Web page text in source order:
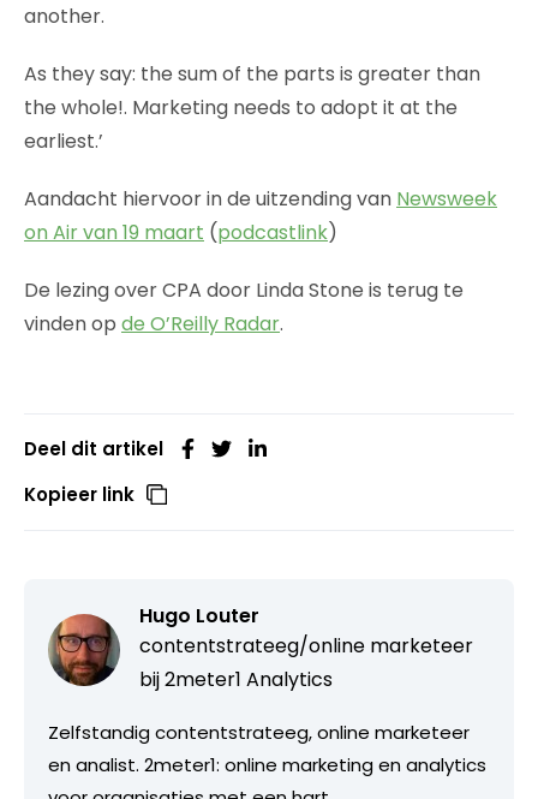
another.
As they say: the sum of the parts is greater than
the whole!. Marketing needs to adopt it at the
earliest.’
Aandacht hiervoor in de uitzending van Newsweek
on Air van 19 maart (podcastlink)
De lezing over CPA door Linda Stone is terug te
vinden op de O’Reilly Radar.
Deel dit artikel
Kopieer link
Hugo Louter
contentstrateeg/online marketeer
bij2meter1 Analytics
Zelfstandig contentstrateeg, online marketeer
en analist. 2meter1: online marketing en analytics